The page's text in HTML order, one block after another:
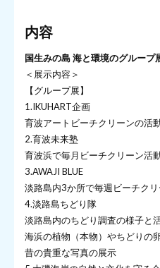
内容
国生みの島 海と環境のグループ
＜展示内容＞
【グループ展】
1.IKUHART企画
育波アートビーチクリーンの活
2.育波未来塾
育波浜で毎月ビーチクリーン活
3.AWAJI BLUE
淡路島内3か所で毎週ビーチク
4.淡路島ちどり隊
淡路島内のちどり調査の様子と
海浜の植物（本物）やちどりの
昔の貴重な写真の展示